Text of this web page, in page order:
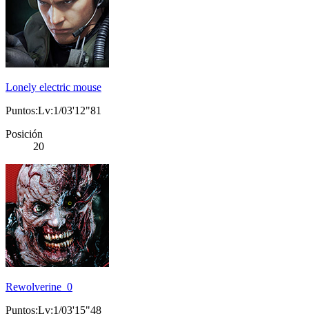
Lonely electric mouse
Puntos:Lv:1/03'12"81
Posición
20
Rewolverine_0
Puntos:Lv:1/03'15"48